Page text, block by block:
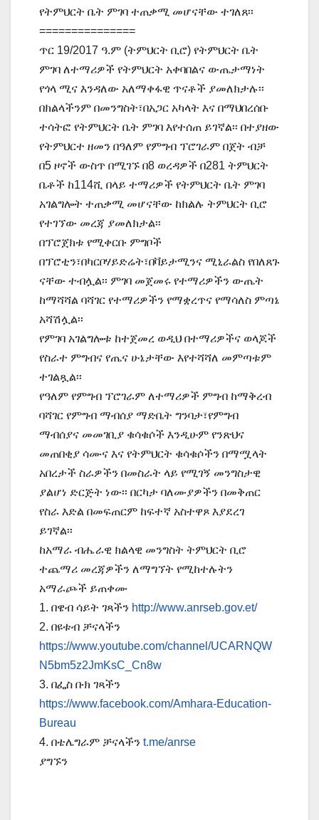
የትምህርት ቤት ምገባ ተጠቃሚ መሆናቸው ተገለጸ፡፡
===============
ጥር 19/2017 ዓ.ም (ትምህርት ቢሮ) የትምህርት ቤት
ምገባ ለተማሪዎች የትምህርት አቀባበልና ውጤታማነት
የጎላ ሚና እንዳለው አለማቀፋዊ ጥናቶች ያመለክታሉ፡፡
በክልላችንም በመንግስት፣በአጋር አካላት እና በማህበረሰቡ
ተሳትፎ የትምህርት ቤት ምገባ እየተሰጠ ይገኛል፡፡ በተያዘው
የትምህርተ ዘመን በዓለም የምግብ ፕሮገራም በጀት ብቻ
በ5 ዞኖች ውስጥ በሚገኙ በ8 ወረዳዎች በ281 ትምህርት
ቤቶች ከ114ሺ በላይ ተማሪዎች የትምህርት ቤት ምገባ
አገልግሎት ተጠቃሚ መሆናቸው ከክልሉ ትምህርት ቢሮ
የተገኘው መረጃ ያመለክታል፡፡
በፕሮጀክቱ የሚቀርቡ ምግቦች
በፕሮቲን፣በካርቦሃይድሬት፣በቫይታሚንና ሚኒራልስ የበለጸጉ
ናቸው ተብሏል፡፡ ምገባ መጀመሩ የተማሪዎችን ውጤት
ከማሻሻል ባሻገር የተማሪዎችን የማቋረጥና የማሳለስ ምጣኔ
አሻሽሏል፡፡
የምገባ አገልግሎቱ ከተጀመረ ወዲህ በተማሪዎችና ወላጆች
የስራተ ምግብና የጤና ሁኔታቸው እየተሻሻለ መምጣቱም
ተገልጿል፡፡
የዓለም የምግብ ፕሮገራም ለተማሪዎች ምግብ ከማቅረብ
ባሻገር የምግብ ማብሰያ ማድቤት ግንባታ፣የምግብ
ማብሰያና መመገቢያ ቁሳቁሶች እንዲሁም የንጽህና
መጠበቂያ ሳሙና እና የትምህርት ቁሳቁሶችን በማሟላት
አበረታች ስራዎችን በመስራት ላይ የሚገኝ መንግስታዊ
ያልሆነ ድርጅት ነው፡፡ በርካታ ባለሙያዎችን በመቅጠር
የስራ እድል በመፍጠርም ከፍተኛ አስተዋጾ እያደረገ
ይገኛል፡፡
ከአማራ ብሔራዊ ክልላዊ መንግስት ትምህርት ቢሮ
ተጨማሪ መረጃዎችን ለማግኘት የሚከተሉትን
አማራጮች ይጠቀሙ
1. በዌብ ሳይት ገጻችን http://www.anrseb.gov.et/
2. በዩቱብ ቻናላችን
https://www.youtube.com/channel/UCARNQW
N5bm5z2JmKsC_Cn8w
3. በፌስ ቡክ ገጻችን
https://www.facebook.com/Amhara-Education-
Bureau
4. በቴሌግራም ቻናላችን t.me/anrse
ያግኙን